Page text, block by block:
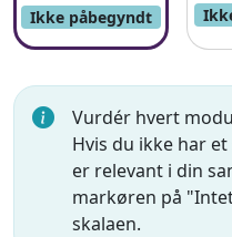
Ikke påbegyndt
Vurdér hvert
Hvis du ikke har
er relevant i din
markøren på
skalaen.